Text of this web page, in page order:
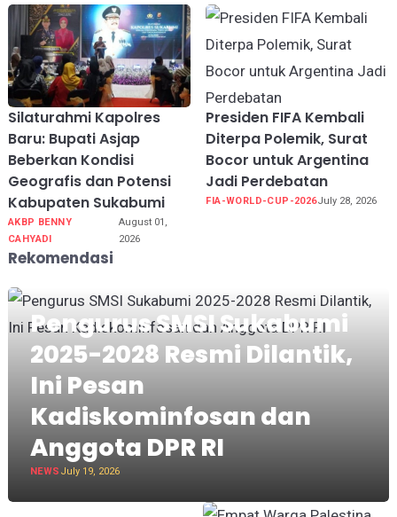
Silaturahmi Kapolres
Baru: Bupati Asjap
Beberkan Kondisi
Geografis dan Potensi
Kabupaten Sukabumi
AKBP BENNY
CAHYADI
August 01,
2026
Presiden FIFA Kembali
Diterpa Polemik, Surat
Bocor untuk Argentina
Jadi Perdebatan
FIA-WORLD-CUP-2026July 28, 2026
Rekomendasi
Pengurus SMSI Sukabumi
2025-2028 Resmi Dilantik,
Ini Pesan
Kadiskominfosan dan
Anggota DPR RI
NEWS July 19, 2026